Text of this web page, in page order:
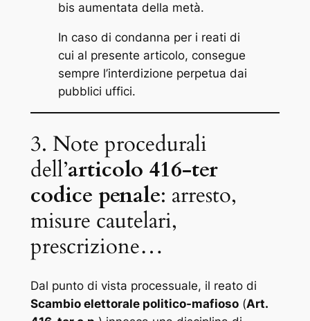
bis aumentata della metà.
In caso di condanna per i reati di
cui al presente articolo, consegue
sempre l’interdizione perpetua dai
pubblici uffici.
3. Note procedurali
dell’articolo 416-ter
codice penale: arresto,
misure cautelari,
prescrizione…
Dal punto di vista processuale, il reato di
Scambio elettorale politico-mafioso(Art.